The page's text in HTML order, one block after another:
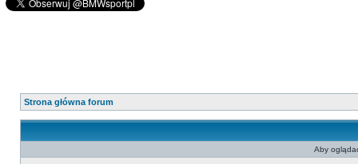
Strona główna forum
Aby